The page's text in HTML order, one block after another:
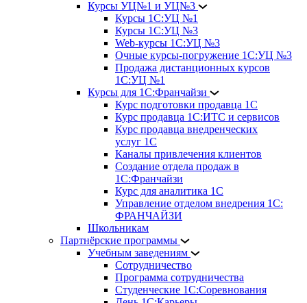
Курсы УЦ№1 и УЦ№3
Курсы 1С:УЦ №1
Курсы 1С:УЦ №3
Web-курсы 1С:УЦ №3
Очные курсы-погружение 1С:УЦ №3
Продажа дистанционных курсов
1С:УЦ №1
Курсы для 1С:Франчайзи
Курс подготовки продавца 1С
Курс продавца 1С:ИТС и сервисов
Курс продавца внедренческих
услуг 1С
Каналы привлечения клиентов
Создание отдела продаж в
1С:Франчайзи
Курс для аналитика 1С
Управление отделом внедрения 1С:
ФРАНЧАЙЗИ
Школьникам
Партнёрские программы
Учебным заведениям
Сотрудничество
Программа сотрудничества
Студенческие 1С:Соревнования